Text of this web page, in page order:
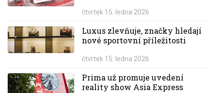
čtvrtek 15. ledna 2026
Luxus zlevňuje, značky hledají
nové sportovní příležitosti
čtvrtek 15. ledna 2026
Prima už promuje uvedení
reality show Asia Express